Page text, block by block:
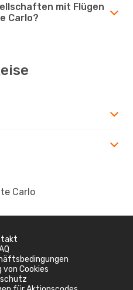
mit Flügen
Carlo?
Carlo
von Cookies